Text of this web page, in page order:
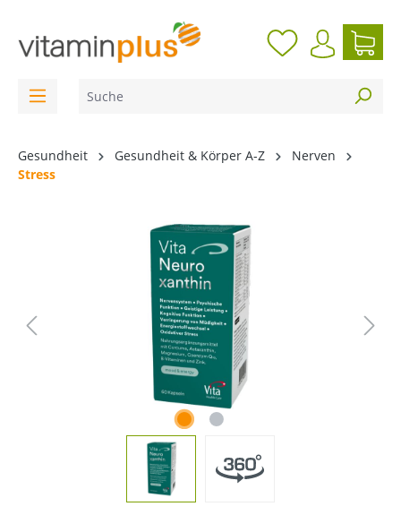
Gesundheit Gesundheit & Körper A-Z
Nerven
Stress